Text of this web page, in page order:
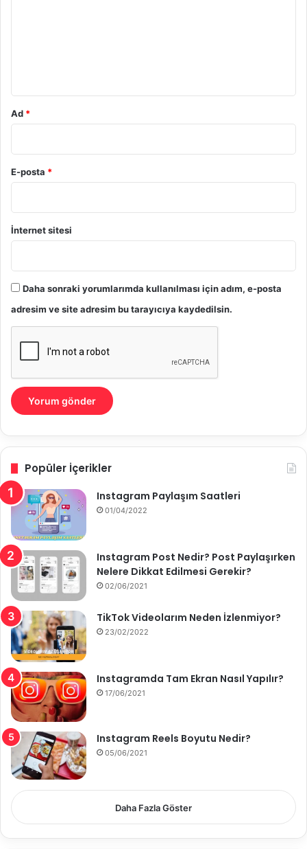
Ad *
E-posta *
İnternet sitesi
Daha sonraki yorumlarımda kullanılması için adım, e-posta
adresim ve site adresim bu tarayıcıya kaydedilsin.
Popüler İçerikler
Instagram Paylaşım Saatleri
01/04/2022
Instagram Post Nedir? Post Paylaşırken
Nelere Dikkat Edilmesi Gerekir?
02/06/2021
TikTok Videolarım Neden İzlenmiyor?
23/02/2022
Instagramda Tam Ekran Nasıl Yapılır?
17/06/2021
Instagram Reels Boyutu Nedir?
05/06/2021
Daha Fazla Göster